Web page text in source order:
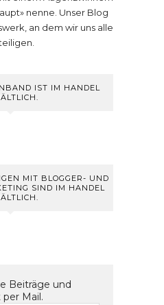
nenne. Unser Blog
an dem wir uns alle
IST IM HANDEL
MIT BLOGGER- UND
SIND IM HANDEL
Beiträge und
Mail.